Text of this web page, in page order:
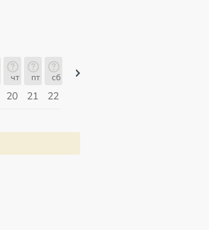
20
чт
21
пт
22
сб